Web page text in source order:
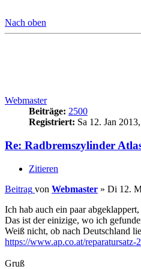
Nach oben
Webmaster
Beiträge: 2500
Registriert: Sa 12. Jan
Re: Radbremszylinder
Zitieren
Beitrag von Webmaster » Di 12.
Ich hab auch ein paar
Das ist der einizige, wo ich
Weiß nicht, ob nach Deutschland
https://www.ap.co.at/
Gruß